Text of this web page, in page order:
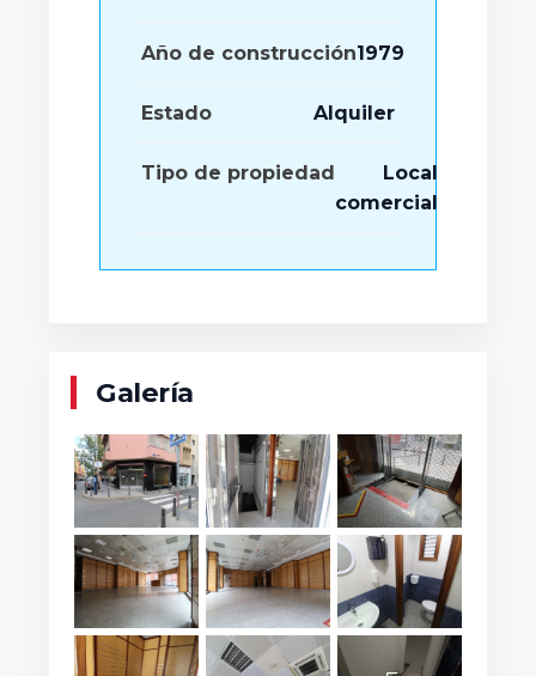
Año de construcción1979
Estado Alquiler
Tipo de propiedad
Local
comercial